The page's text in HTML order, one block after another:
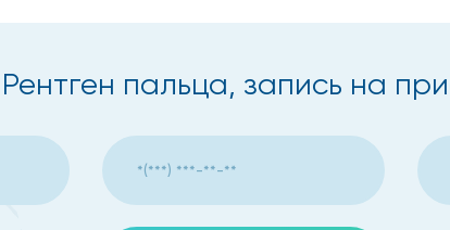
или ноги является
всегда
Рентген пальца, запись на